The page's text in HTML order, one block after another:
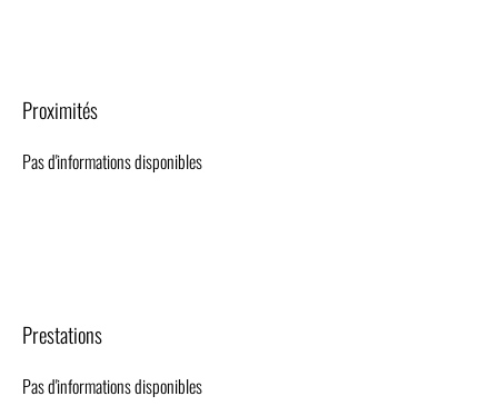
Proximités
Pas d'informations disponibles
Prestations
Pas d'informations disponibles